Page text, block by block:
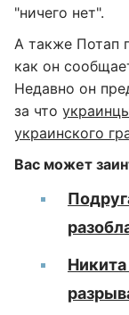
"ничего нет".
А также Потап
как он
Недавно он
за что
украинского
Вас может